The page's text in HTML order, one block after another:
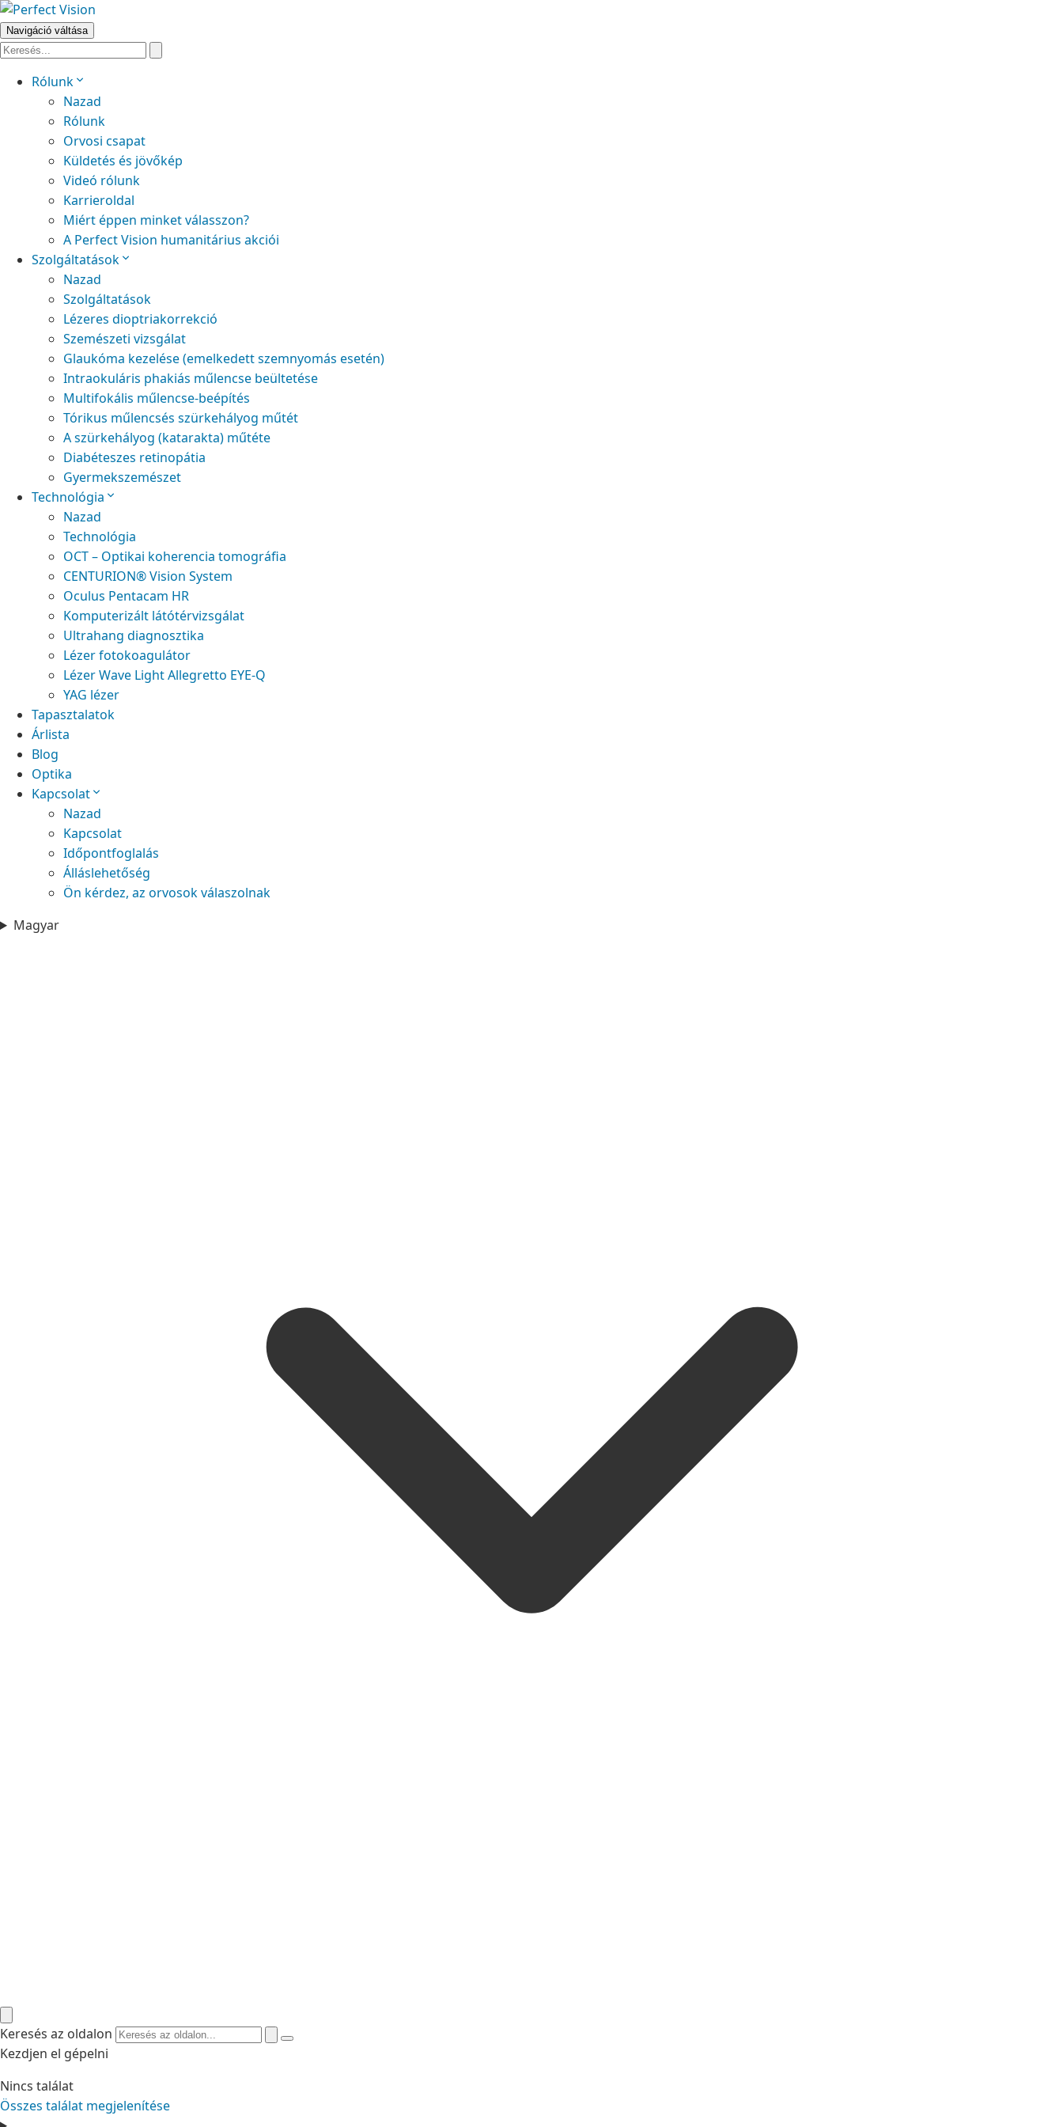
Navigáció váltása
Rólunk
Nazad
Rólunk
Orvosi csapat
Küldetés és jövőkép
Videó rólunk
Karrieroldal
Miért éppen minket válasszon?
A Perfect Vision humanitárius akciói
Szolgáltatások
Nazad
Szolgáltatások
Lézeres dioptriakorrekció
Szemészeti vizsgálat
Glaukóma kezelése (emelkedett szemnyomás esetén)
Intraokuláris phakiás műlencse beültetése
Multifokális műlencse-beépítés
Tórikus műlencsés szürkehályog műtét
A szürkehályog (katarakta) műtéte
Diabéteszes retinopátia
Gyermekszemészet
Technológia
Nazad
Technológia
OCT – Optikai koherencia tomográfia
CENTURION® Vision System
Oculus Pentacam HR
Komputerizált látótérvizsgálat
Ultrahang diagnosztika
Lézer fotokoagulátor
Lézer Wave Light Allegretto EYE-Q
YAG lézer
Tapasztalatok
Árlista
Blog
Optika
Kapcsolat
Nazad
Kapcsolat
Időpontfoglalás
Álláslehetőség
Ön kérdez, az orvosok válaszolnak
Magyar
Keresés az oldalon
Kezdjen el gépelni
Nincs találat
Összes találat megjelenítése